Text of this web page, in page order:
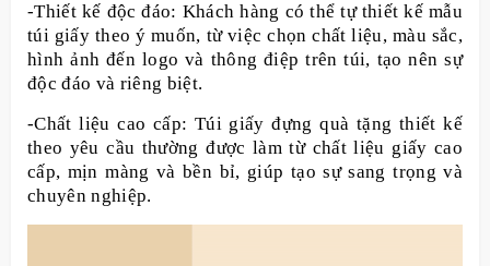
-Thiết kế độc đáo: Khách hàng có thể tự thiết kế mẫu
túi giấy theo ý muốn, từ việc chọn chất liệu, màu sắc,
hình ảnh đến logo và thông điệp trên túi, tạo nên sự
độc đáo và riêng biệt.
-Chất liệu cao cấp: Túi giấy đựng quà tặng thiết kế
theo yêu cầu thường được làm từ chất liệu giấy cao
cấp, mịn màng và bền bỉ, giúp tạo sự sang trọng và
chuyên nghiệp.